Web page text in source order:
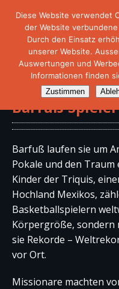
Doku –
Barfuß-
Barfuß laufen sie um
Pokale und den
Kinder der Triquis,
Hochland Mexikos,
Basketballspielern
Körpergröße, sondern
sie Rekorde –
vor Ort.
Missionare machten
Diese Website verwendet
der Website
Durch den Einsatz
unserer Website.
Auswertungen und
Informationen finden
Zustimmen